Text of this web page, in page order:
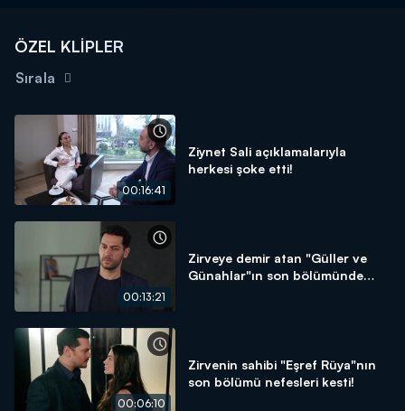
ÖZEL KLİPLER
Sırala
00:16:41
Ziynet Sali açıklamalarıyla
herkesi şoke etti!
00:13:21
Zirveye demir atan "Güller ve
Günahlar"ın son bölümünde
00:06:10
Zirvenin sahibi "Eşref Rüya"nın
son bölümü nefesleri kesti!